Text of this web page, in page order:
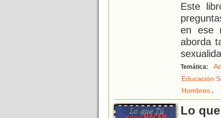
Este
en ese
aborda
Temática:
Educación
Hombres.
Lo